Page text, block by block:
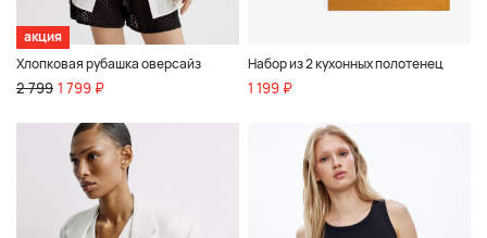
акция
Хлопковая рубашка оверсайз
2 799 1 799 ₽
Набор из 2 кухонных полотенец
1 199 ₽